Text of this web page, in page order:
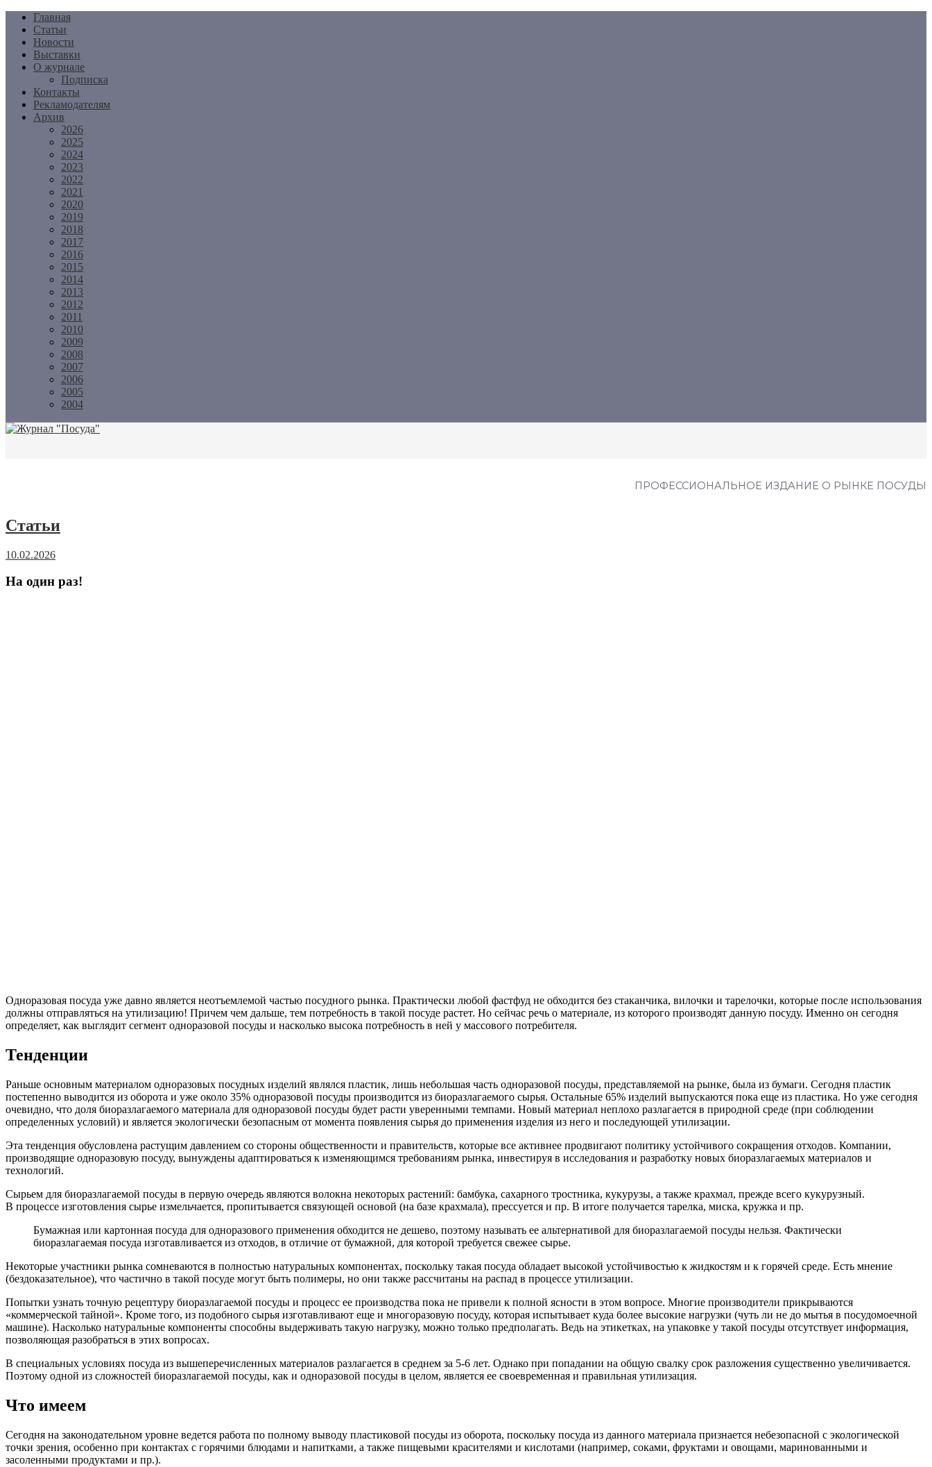
Перейти
содержимому
Главная
Статьи
Новости
Выставки
О журнале
Подписка
Контакты
Рекламодателям
Архив
2026
2025
2024
2023
2022
2021
2020
2019
2018
2017
2016
2015
2014
2013
2012
2011
2010
2009
2008
2007
2006
2005
2004
ПРОФЕССИОНАЛЬНОЕ ИЗДАНИЕ О РЫНКЕ ПОСУДЫ
Статьи
10.02.2026
На один раз!
Одноразовая посуда уже давно является неотъемлемой частью посудного рынка. Практически любой фастфуд не обходится без стаканчика, вилочки и тарелочки, которые после использования
должны отправляться на утилизацию! Причем чем дальше, тем потребность в такой посуде растет. Но сейчас речь о материале, из которого производят данную посуду. Именно он сегодня
определяет, как выглядит сегмент одноразовой посуды и насколько высока потребность в ней у массового потребителя.
Тенденции
Раньше основным материалом одноразовых посудных изделий являлся пластик, лишь небольшая часть одноразовой посуды, представляемой на рынке, была из бумаги. Сегодня пластик
постепенно выводится из оборота и уже около 35% одноразовой посуды производится из биоразлагаемого сырья. Остальные 65% изделий выпускаются пока еще из пластика. Но уже сегодня
очевидно, что доля биоразлагаемого материала для одноразовой посуды будет расти уверенными темпами. Новый материал неплохо разлагается в природной среде (при соблюдении
определенных условий) и является экологически безопасным от момента появления сырья до применения изделия из него и последующей утилизации.
Эта тенденция обусловлена растущим давлением со стороны общественности и правительств, которые все активнее продвигают политику устойчивого сокращения отходов. Компании,
производящие одноразовую посуду, вынуждены адаптироваться к изменяющимся требованиям рынка, инвестируя в исследования и разработку новых биоразлагаемых материалов и
технологий.
Сырьем для биоразлагаемой посуды в первую очередь являются волокна некоторых растений: бамбука, сахарного тростника, кукурузы, а также крахмал, прежде всего кукурузный.
В процессе изготовления сырье измельчается, пропитывается связующей основой (на базе крахмала), прессуется и пр. В итоге получается тарелка, миска, кружка и пр.
Бумажная или картонная посуда для одноразового применения обходится не дешево, поэтому называть ее альтернативой для биоразлагаемой посуды нельзя. Фактически
биоразлагаемая посуда изготавливается из отходов, в отличие от бумажной, для которой требуется свежее сырье.
Некоторые участники рынка сомневаются в полностью натуральных компонентах, поскольку такая посуда обладает высокой устойчивостью к жидкостям и к горячей среде. Есть мнение
(бездоказательное), что частично в такой посуде могут быть полимеры, но они также рассчитаны на распад в процессе утилизации.
Попытки узнать точную рецептуру биоразлагаемой посуды и процесс ее производства пока не привели к полной ясности в этом вопросе. Многие производители прикрываются
«коммерческой тайной». Кроме того, из подобного сырья изготавливают еще и многоразовую посуду, которая испытывает куда более высокие нагрузки (чуть ли не до мытья в посудомоечной
машине). Насколько натуральные компоненты способны выдерживать такую нагрузку, можно только предполагать. Ведь на этикетках, на упаковке у такой посуды отсутствует информация,
позволяющая разобраться в этих вопросах.
В специальных условиях посуда из вышеперечисленных материалов разлагается в среднем за 5-6 лет. Однако при попадании на общую свалку срок разложения существенно увеличивается.
Поэтому одной из сложностей биоразлагаемой посуды, как и одноразовой посуды в целом, является ее своевременная и правильная утилизация.
Что имеем
Сегодня на законодательном уровне ведется работа по полному выводу пластиковой посуды из оборота, поскольку посуда из данного материала признается небезопасной с экологической
точки зрения, особенно при контактах с горячими блюдами и напитками, а также пищевыми красителями и кислотами (например, соками, фруктами и овощами, маринованными и
засоленными продуктами и пр.).